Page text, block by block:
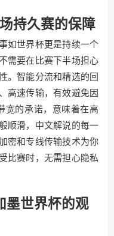
持久赛的保障
如世界杯更是持续一个
需要在比赛下半场担心
。智能分流和精选的回
高速传输，有效避免因
宽的承诺，意味着在高
顺滑，中文解说的每一
密和专线传输技术为你
比赛时，无需担心隐私
墨世界杯的观